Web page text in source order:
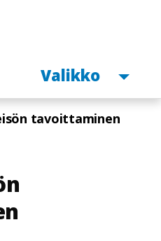
Avaa
Valikko
tavoittaminen